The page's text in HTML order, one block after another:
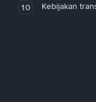
10 Kebijakan